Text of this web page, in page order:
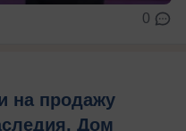
0
на продажу
Дом